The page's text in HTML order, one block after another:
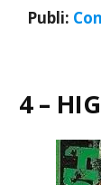
Publi:
4 –